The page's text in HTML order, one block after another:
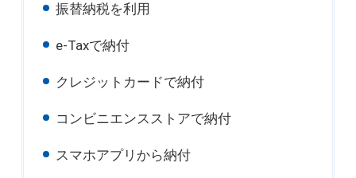
振替納税を利用
e-Taxで納付
クレジットカードで納付
コンビニエンスストアで納付
スマホアプリから納付